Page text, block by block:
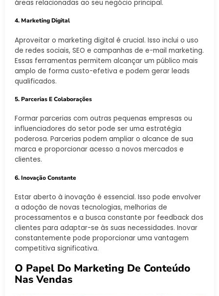
áreas relacionadas ao seu negócio principal.
4. Marketing Digital
Aproveitar o marketing digital é crucial. Isso inclui o uso
de redes sociais, SEO e campanhas de e-mail marketing.
Essas ferramentas permitem alcançar um público mais
amplo de forma custo-efetiva e podem gerar leads
qualificados.
5. Parcerias E Colaborações
Formar parcerias com outras pequenas empresas ou
influenciadores do setor pode ser uma estratégia
poderosa. Parcerias podem ampliar o alcance de sua
marca e proporcionar acesso a novos mercados e
clientes.
6. Inovação Constante
Estar aberto à inovação é essencial. Isso pode envolver
a adoção de novas tecnologias, melhorias de
processamentos e a busca constante por feedback dos
clientes para adaptar-se às suas necessidades. Inovar
constantemente pode proporcionar uma vantagem
competitiva significativa.
O Papel Do Marketing De Conteúdo
Nas Vendas